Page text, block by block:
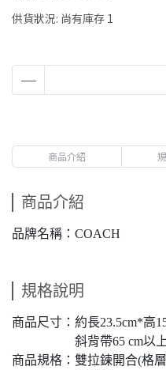
供貨狀況: 尚有庫存 1
商品介紹
商品介紹
品牌名稱：COACH
規格說明
商品尺寸：約長23.5cm*高
斜背帶65 cm以上（
商品規格：雙拉鍊開合(格